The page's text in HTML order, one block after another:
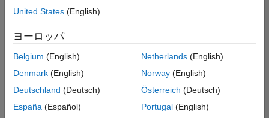
索
件
一
致
る
求
United States (English)
ヨーロッパ
Belgium (English)
Denmark (English)
Deutschland (Deutsch)
España (Español)
Netherlands(English)
Norway(English)
Österreich (Deutsch)
Portugal(English)